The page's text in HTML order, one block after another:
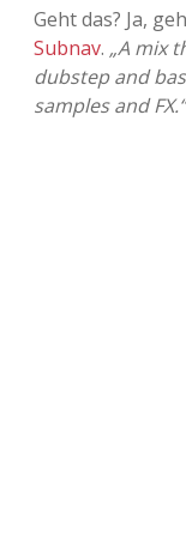
Geht das? Ja,
Subnav. „A mix
dubstep and
samples and FX.“